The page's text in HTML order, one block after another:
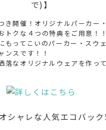
き開催！オリジナルパーカー
トクな４つの特典をご用意！！
もってこいのパーカー・スウ
ンスです！！
落なオリジナルウェアを作っ